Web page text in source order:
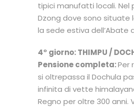
tipici manufatti locali. Nel
Dzong dove sono situate
la sede estiva dell’Abate
4° giorno:THIMPU /
Pensione completa:Per
si oltrepassa il Dochula
infinita di vette
Regno per oltre 300